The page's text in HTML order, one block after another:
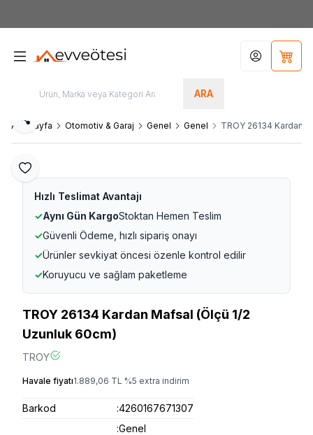
ARA
Hesabım
Ana Sayfa Otomotiv & Garaj Genel Genel TROY 26134 Kardan
Favoriye Ekle
Paylaş
Hızlı Teslimat Avantajı
✓Aynı Gün KargoStoktan Hemen Teslim
✓Güvenli Ödeme, hızlı sipariş onayı
✓Ürünler sevkiyat öncesi özenle kontrol edilir
✓Koruyucu ve sağlam paketleme
TROY 26134 Kardan Mafsal (Ölçü 1/2
Uzunluk 60cm)
TROY
Havale fiyatı1.889,06 TL %5 extra indirim
Barkod :4260167671307
:Genel